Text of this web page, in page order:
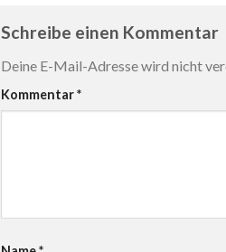
Schreibe einen Kommentar
Deine E-Mail-Adresse wird nicht
Kommentar*